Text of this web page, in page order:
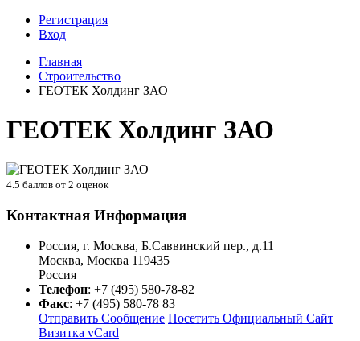
Регистрация
Вход
Главная
Строительство
ГЕОТЕК Холдинг ЗАО
ГЕОТЕК Холдинг ЗАО
4.5 баллов от 2 оценок
Контактная Информация
Россия, г. Москва, Б.Саввинский пер., д.11
Москва, Москва 119435
Россия
Телефон: +7 (495) 580-78-82
Факс: +7 (495) 580-78 83
Отправить Сообщение Посетить Официальный Сайт
Визитка vCard